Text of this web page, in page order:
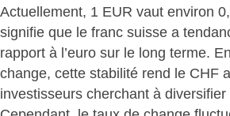
Actuellement, 1 EUR vaut environ
signifie que le franc suisse a
rapport à l’euro sur le long terme.
change, cette stabilité rend le CHF
investisseurs cherchant à